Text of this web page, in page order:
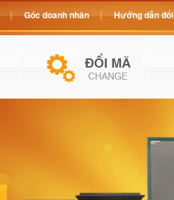
Góc doanh nhân Hướng dẫn